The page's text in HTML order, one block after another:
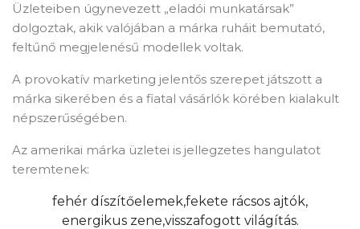
Üzleteiben úgynevezett „eladói munkatársak”
dolgoztak, akik valójában a márka ruháit bemutató,
feltűnő megjelenésű modellek voltak.
A provokatív marketing jelentős szerepet játszott a
márka sikerében és a fiatal vásárlók körében kialakult
népszerűségében.
Az amerikai márka üzletei is jellegzetes hangulatot
teremtenek:
fehér díszítőelemek,fekete rácsos ajtók,
energikus zene,visszafogott világítás.